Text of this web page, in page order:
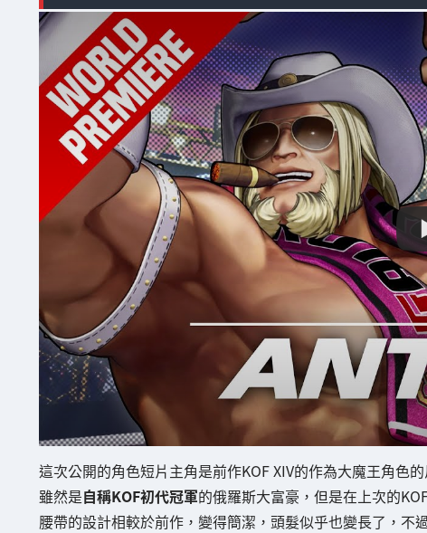
這次公開的角色短片主角是前作KOF XIV的作為大魔王角色
雖然是自稱KOF初代冠軍的俄羅斯大富豪，但是在上次的
腰帶的設計相較於前作，變得簡潔，頭髮似乎也變長了，不